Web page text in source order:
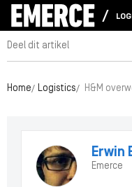
Deel dit artikel
Home Logistics H&M
Erwin
Emerce